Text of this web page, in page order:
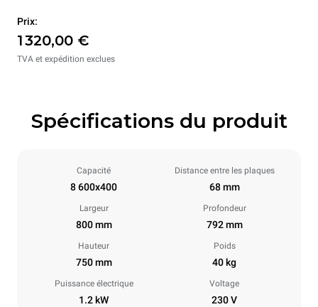
Prix:
1 320,00 €
TVA et expédition exclues
Spécifications du produit
Capacité
8 600x400
Distance entre les plaques
68 mm
Largeur
800 mm
Profondeur
792 mm
Hauteur
750 mm
Poids
40 kg
Puissance électrique
1.2 kW
Voltage
230 V